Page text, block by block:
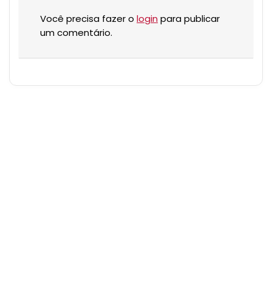
Você precisa fazer o login para publicar
um comentário.